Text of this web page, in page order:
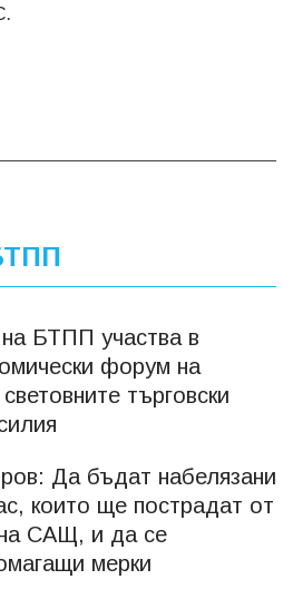
БТПП участва в
форум на
търговски
Да бъдат набелязани
които ще пострадат от
САЩ, и да се
мерки